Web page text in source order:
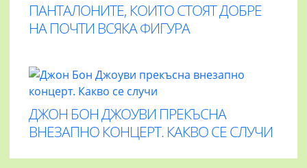
ПАНТАЛОНИТЕ, КОИТО СТОЯТ ДОБРЕ
НА ПОЧТИ ВСЯКА ФИГУРА
ДЖОН БОН ДЖОУВИ ПРЕКЪСНА
ВНЕЗАПНО КОНЦЕРТ. КАКВО СЕ СЛУЧИ